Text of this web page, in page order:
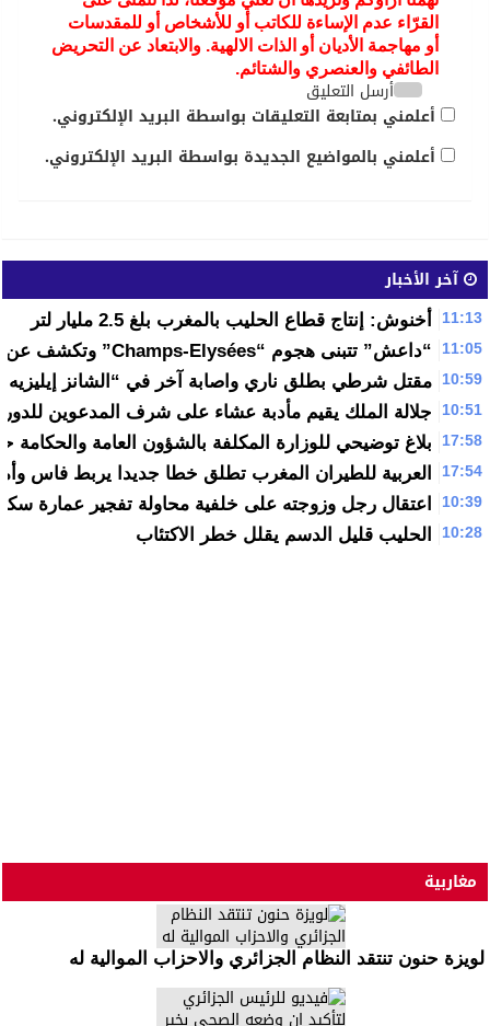
القرّاء عدم الإساءة للكاتب أو للأشخاص أو للمقدسات
أو مهاجمة الأديان أو الذات الالهية. والابتعاد عن التحريض
الطائفي والعنصري والشتائم.
أرسل التعليق
أعلمني بمتابعة التعليقات بواسطة البريد الإلكتروني.
أعلمني بالمواضيع الجديدة بواسطة البريد الإلكتروني.
آخر الأخبار
11:13 أخنوش: إنتاج قطاع الحليب بالمغرب بلغ 2.5 مليار لتر
11:05 “داعش” تتبنى هجوم “Champs-Elysées” وتكشف عن هوية منفذه
10:59 مقتل شرطي بطلق ناري واصابة آخر في “الشانز إيليزيه”
10:51 جلالة الملك يقيم مأدبة عشاء على شرف المدعوين للدورة 12 للفلاحة
17:58 بلاغ توضيحي للوزارة المكلفة بالشؤون العامة
17:54 العربية للطيران المغرب تطلق خطا جديدا يربط فاس
10:39 اعتقال رجل وزوجته على خلفية محاولة تفجير عمارة
10:28 الحليب قليل الدسم يقلل خطر الاكتئاب
مغاربية
لويزة حنون تنتقد النظام الجزائري والاحزاب الموالية له